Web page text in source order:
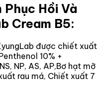
Phục Hồi Và
Cream B5:
được chiết xuất
10% +
NP, AS, AP,Bơ hạt mỡ
rau má, Chiết xuất 7